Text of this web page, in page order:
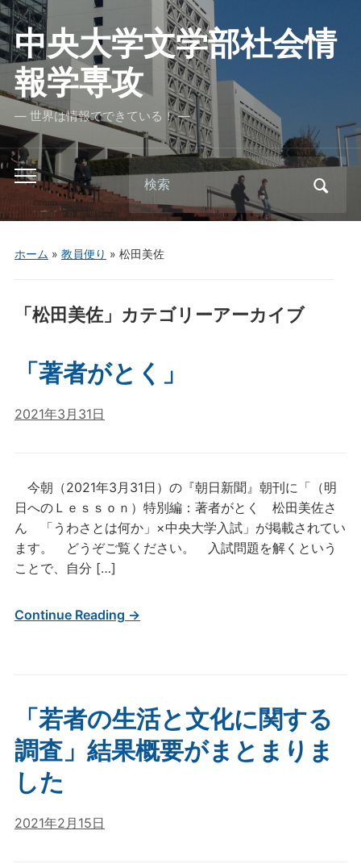
中央大学文学部社会情
報学専攻
― 世界は情報でできている！ ―
Toggle
mobile
menu
Search
for:
ホーム » 教員便り » 松田美佐
「松田美佐」カテゴリーアーカイブ
「著者がとく」
2021年3月31日
今朝（2021年3月31日）の『朝日新聞』朝刊に「（明
日へのＬｅｓｓｏｎ）特別編：著者がとく 松田美佐さ
ん 「うわさとは何か」×中央大学入試」が掲載されてい
ます。 どうぞご覧ください。 入試問題を解くという
ことで、自分 […]
Continue Reading →
「若者の生活と文化に関する
調査」結果概要がまとまりま
した
2021年2月15日